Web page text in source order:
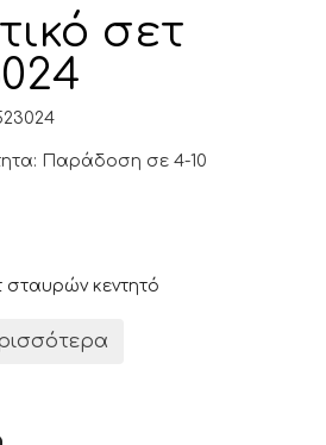
σετ
Παράδοση σε 4-10
σταυρών κεντητό